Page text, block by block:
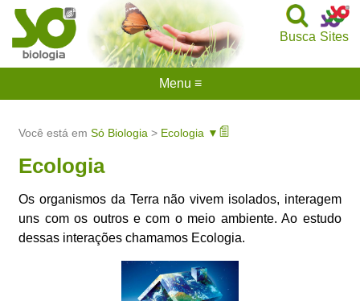
Sites
Busca
Você está emSó Biologia > Ecologia ▼
Ecologia
Os organismos da Terra não vivem isolados, interagem
uns com os outros e com o meio ambiente. Ao estudo
dessas interações chamamos Ecologia.